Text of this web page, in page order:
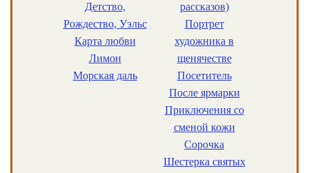
Детство,
Рождество, Уэльс
Карта любви
Лимон
Морская даль
рассказов)
Портрет
художника в
щенячестве
Посетитель
После ярмарки
Приключения со
сменой кожи
Сорочка
Шестерка святых